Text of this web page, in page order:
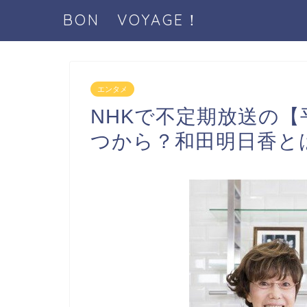
BON VOYAGE！
エンタメ
NHKで不定期放送の
つから？和田明日香と